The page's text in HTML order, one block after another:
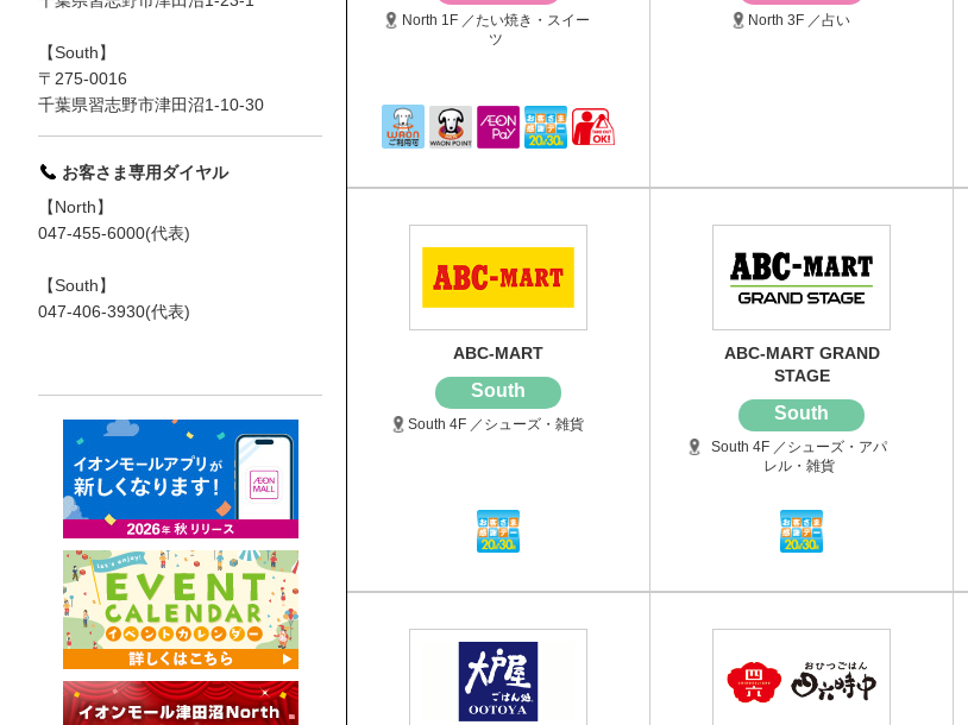
North 1F ／たい焼き・スイー
ツ
North 3F ／占い
ABC-MART
South
South 4F ／シューズ・雑貨
ABC-MART GRAND
STAGE
South
South 4F ／シューズ・アパ
レル・雑貨
【South】
〒275-0016
千葉県習志野市津田沼1-10-30
お客さま専用ダイヤル
【North】
047-455-6000(代表)
【South】
047-406-3930(代表)